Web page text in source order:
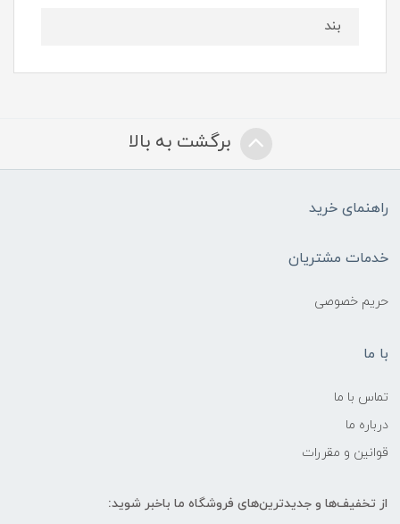
بند
برگشت به بالا
راهنمای خرید
خدمات مشتریان
حریم خصوصی
با ما
تماس با ما
درباره ما
قوانین و مقررات
از تخفیف‌ها و جدیدترین‌های فروشگاه ما باخبر شوید: